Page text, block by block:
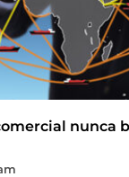
nunca